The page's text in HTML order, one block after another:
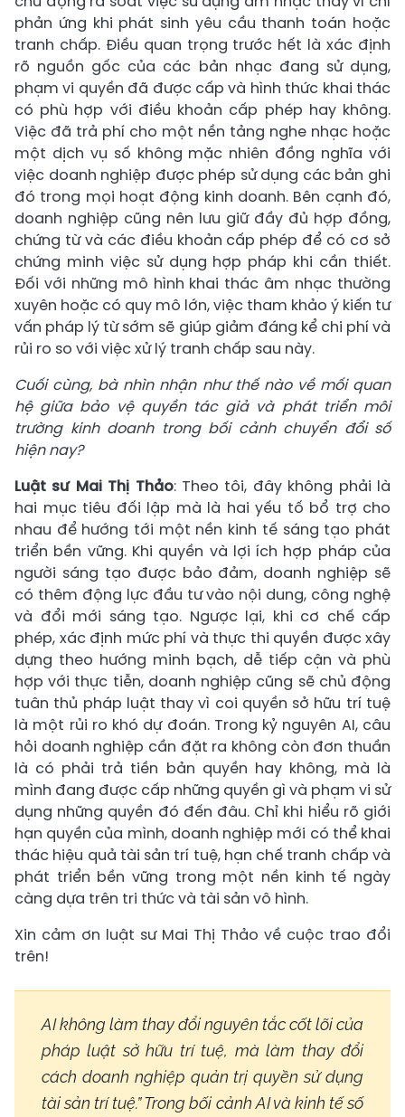
phản ứng khi phát sinh yêu cầu thanh toán hoặc
tranh chấp. Điều quan trọng trước hết là xác định
rõ nguồn gốc của các bản nhạc đang sử dụng,
phạm vi quyền đã được cấp và hình thức khai thác
có phù hợp với điều khoản cấp phép hay không.
Việc đã trả phí cho một nền tảng nghe nhạc hoặc
một dịch vụ số không mặc nhiên đồng nghĩa với
việc doanh nghiệp được phép sử dụng các bản ghi
đó trong mọi hoạt động kinh doanh. Bên cạnh đó,
doanh nghiệp cũng nên lưu giữ đầy đủ hợp đồng,
chứng từ và các điều khoản cấp phép để có cơ sở
chứng minh việc sử dụng hợp pháp khi cần thiết.
Đối với những mô hình khai thác âm nhạc thường
xuyên hoặc có quy mô lớn, việc tham khảo ý kiến tư
vấn pháp lý từ sớm sẽ giúp giảm đáng kể chi phí và
rủi ro so với việc xử lý tranh chấp sau này.
Cuối cùng, bà nhìn nhận như thế nào về mối quan
hệ giữa bảo vệ quyền tác giả và phát triển môi
trường kinh doanh trong bối cảnh chuyển đổi số
hiện nay?
Luật sư Mai Thị Thảo: Theo tôi, đây không phải là
hai mục tiêu đối lập mà là hai yếu tố bổ trợ cho
nhau để hướng tới một nền kinh tế sáng tạo phát
triển bền vững. Khi quyền và lợi ích hợp pháp của
người sáng tạo được bảo đảm, doanh nghiệp sẽ
có thêm động lực đầu tư vào nội dung, công nghệ
và đổi mới sáng tạo. Ngược lại, khi cơ chế cấp
phép, xác định mức phí và thực thi quyền được xây
dựng theo hướng minh bạch, dễ tiếp cận và phù
hợp với thực tiễn, doanh nghiệp cũng sẽ chủ động
tuân thủ pháp luật thay vì coi quyền sở hữu trí tuệ
là một rủi ro khó dự đoán. Trong kỷ nguyên AI, câu
hỏi doanh nghiệp cần đặt ra không còn đơn thuần
là có phải trả tiền bản quyền hay không, mà là
mình đang được cấp những quyền gì và phạm vi sử
dụng những quyền đó đến đâu. Chỉ khi hiểu rõ giới
hạn quyền của mình, doanh nghiệp mới có thể khai
thác hiệu quả tài sản trí tuệ, hạn chế tranh chấp và
phát triển bền vững trong một nền kinh tế ngày
càng dựa trên tri thức và tài sản vô hình.
Xin cảm ơn luật sư Mai Thị Thảo về cuộc trao đổi
trên!
AI không làm thay đổi nguyên tắc cốt lõi của
pháp luật sở hữu trí tuệ, mà làm thay đổi
cách doanh nghiệp quản trị quyền sử dụng
tài sản trí tuệ.” Trong bối cảnh AI và kinh tế số